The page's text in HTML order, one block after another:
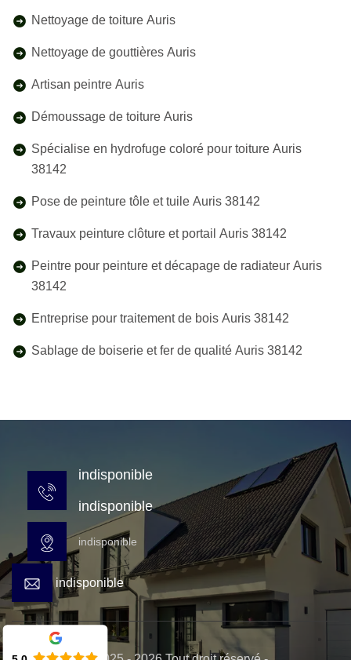
Nettoyage de toiture Auris
Nettoyage de gouttières Auris
Artisan peintre Auris
Démoussage de toiture Auris
Spécialise en hydrofuge coloré pour toiture Auris
38142
Pose de peinture tôle et tuile Auris 38142
Travaux peinture clôture et portail Auris 38142
Peintre pour peinture et décapage de radiateur Auris
38142
Entreprise pour traitement de bois Auris 38142
Sablage de boiserie et fer de qualité Auris 38142
indisponible
indisponible
indisponible
indisponible